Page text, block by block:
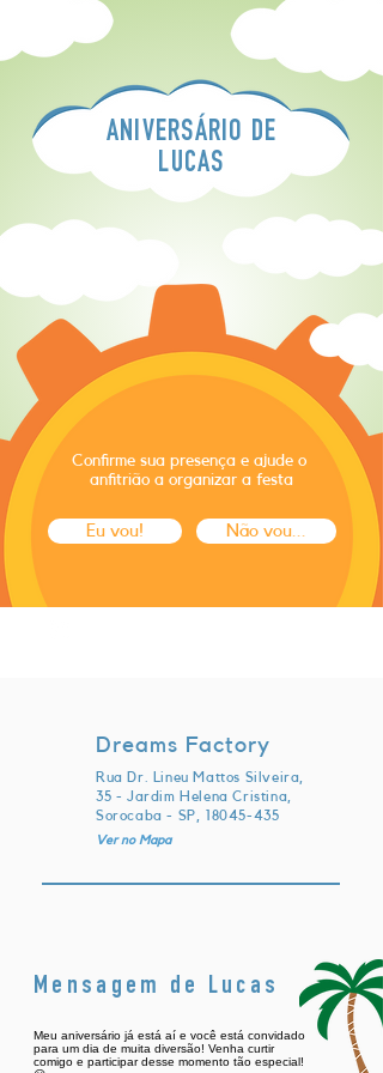
Confirme sua presença e ajude o
anfitrião a organizar a festa
Eu vou! Não vou...
ANIVERSÁRIO DE
LUCAS
Dreams Factory
Rua Dr. Lineu Mattos Silveira,
35 - Jardim Helena Cristina,
Sorocaba - SP, 18045-435
Ver no Mapa
Mensagem de Lucas
Meu aniversário já está aí e você está convidado
para um dia de muita diversão! Venha curtir
comigo e participar desse momento tão especial!